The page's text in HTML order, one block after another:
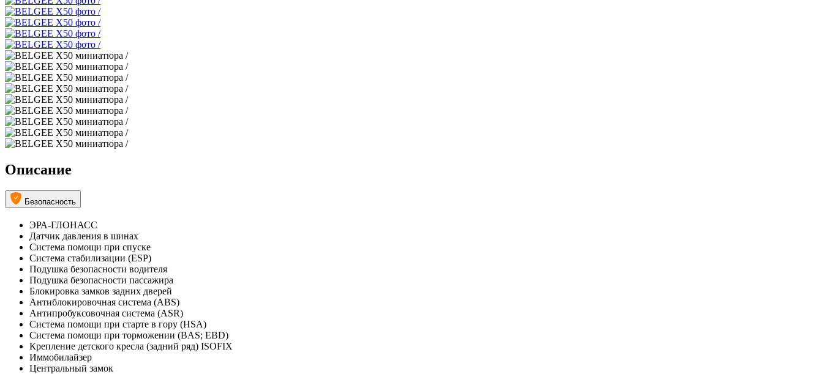
Описание
Безопасность
ЭРА-ГЛОНАСС
Датчик давления в шинах
Система помощи при спуске
Система стабилизации (ESP)
Подушка безопасности водителя
Подушка безопасности пассажира
Блокировка замков задних дверей
Антиблокировочная система (ABS)
Антипробуксовочная система (ASR)
Система помощи при старте в гору (HSA)
Система помощи при торможении (BAS; EBD)
Крепление детского кресла (задний ряд) ISOFIX
Иммобилайзер
Центральный замок